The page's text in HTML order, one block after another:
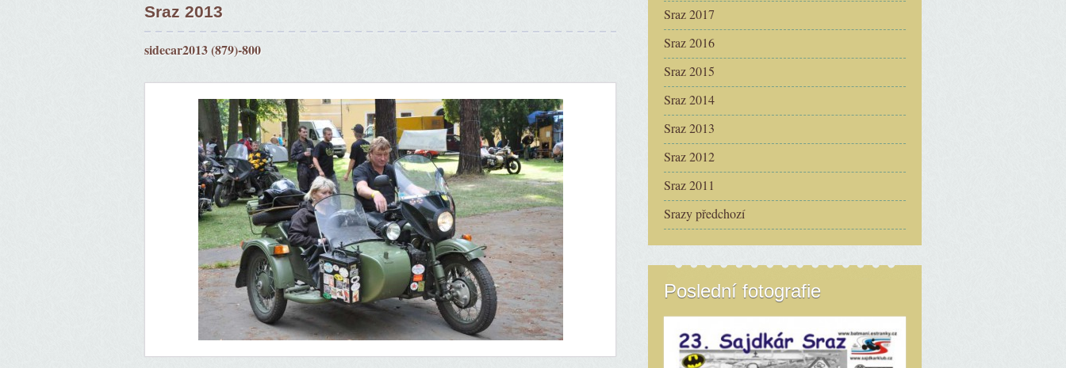
Sraz 2013
sidecar2013 (879)-800
Sraz 2017
Sraz 2016
Sraz 2015
Sraz 2014
Sraz 2013
Sraz 2012
Sraz 2011
Srazy předchozí
Poslední fotografie